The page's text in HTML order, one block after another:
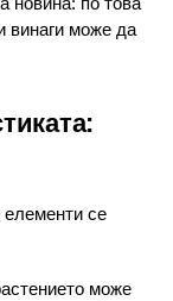
винаги може да
елементи се
може